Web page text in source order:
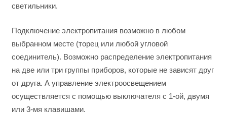
светильники.
Подключение электропитания возможно в любом
выбранном месте (торец или любой угловой
соединитель). Возможно распределение электропитания
на две или три группы приборов, которые не зависят друг
от друга. А управление электроосвещением
осуществляется с помощью выключателя с 1-ой, двумя
или 3-мя клавишами.